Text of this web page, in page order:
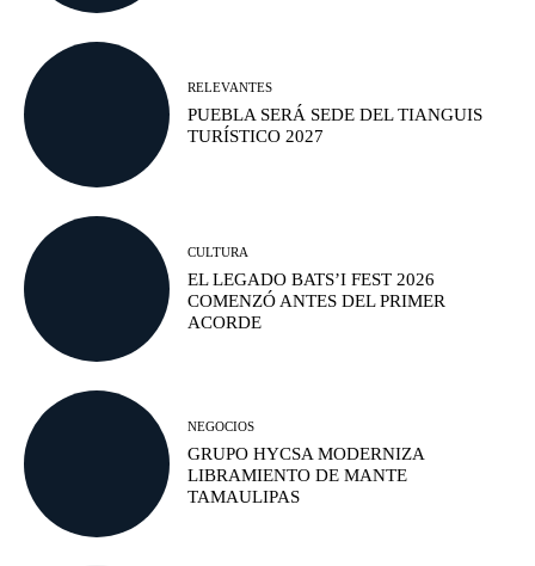
RELEVANTES
PUEBLA SERÁ SEDE DEL TIANGUIS
TURÍSTICO 2027
CULTURA
EL LEGADO BATS’I FEST 2026
COMENZÓ ANTES DEL PRIMER
ACORDE
NEGOCIOS
GRUPO HYCSA MODERNIZA
LIBRAMIENTO DE MANTE
TAMAULIPAS